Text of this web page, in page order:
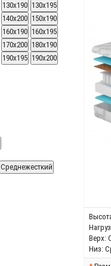
130x190 130x195
140x200 150x190
160x190 160x195
170x200 180x190
190x195 190x200
Среднежесткий
Верх:
Низ: